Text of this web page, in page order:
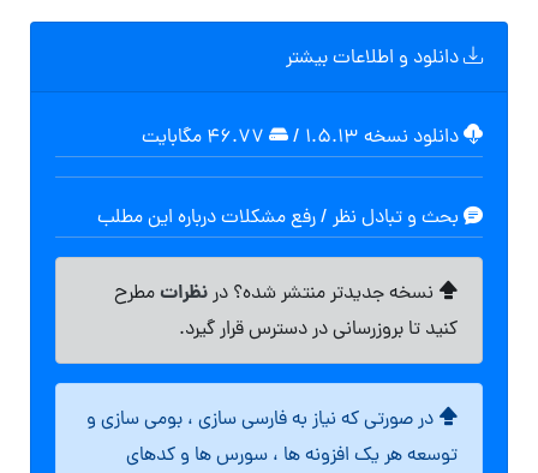
دانلود و اطلاعات بیشتر
دانلود نسخه ۱.۵.۱۳ /
بحث و تبادل نظر / رفع مشکلات درباره این مطلب
نسخه جدیدتر منتشر شده؟ درنظراتمطرح
کنید تا بروزرسانی در دسترس قرار گیرد.
در صورتی که نیاز به فارسی سازی ، بومی سازی و
توسعه هر یک افزونه ها ، سورس ها و کدهای